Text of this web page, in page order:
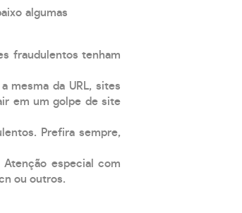
algumas
fraudulentos tenham
mesma da URL, sites
em um golpe de site
Prefira sempre,
especial com
ou outros.